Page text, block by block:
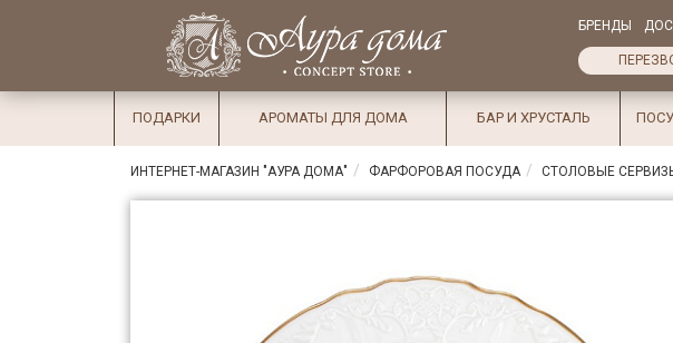
Избранное
×
СалоныДоставка
Оплата
Подарки
Ароматы
для дома
БРЕНДЫ
ПОДАРКИ АРОМАТЫ ДЛЯ ДОМА БАР И ХРУСТАЛЬ
ИНТЕРНЕТ-МАГАЗИН "АУРА ДОМА" ФАРФОРОВАЯ ПОСУДА СТОЛОВЫЕ